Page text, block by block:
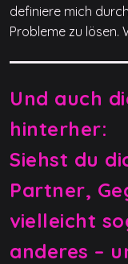
definiere mich
Probleme zu lösen.
Und auch
hinterher:
Siehst du
Partner,
vielleicht
anderes –